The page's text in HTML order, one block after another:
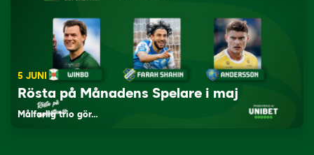
5 JUNI
Rösta på Månadens Spelare i maj
Målfarlig trio gör…